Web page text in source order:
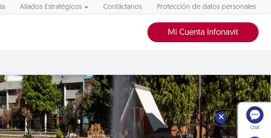
Aliados Estratégicos Contáctanos Protección de datos personales
Mi Cuenta Infonavit
🗙
Chat